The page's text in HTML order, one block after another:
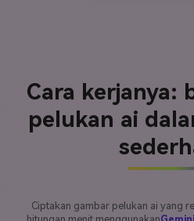
Cara kerjanya:
pelukan ai
Ciptakan gambar pelukan ai yang